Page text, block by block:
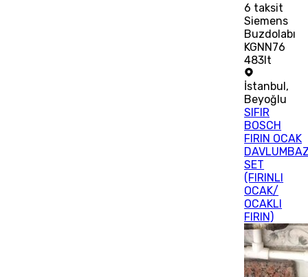
6 taksit
Siemens
Buzdolabı
KGNN76
483lt
İstanbul,
Beyoğlu
SIFIR
BOSCH
FIRIN OCAK
SET
(FIRINLI
OCAK/
OCAKLI
FIRIN)